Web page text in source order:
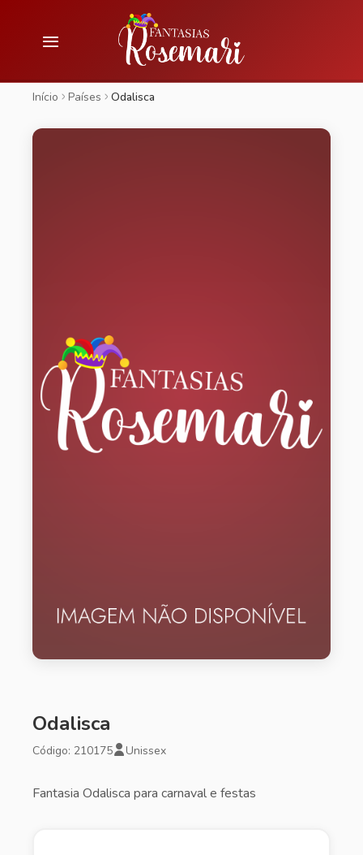
Início Países Odalisca
Odalisca
Código: 210175 Unissex
Fantasia Odalisca para carnaval e festas